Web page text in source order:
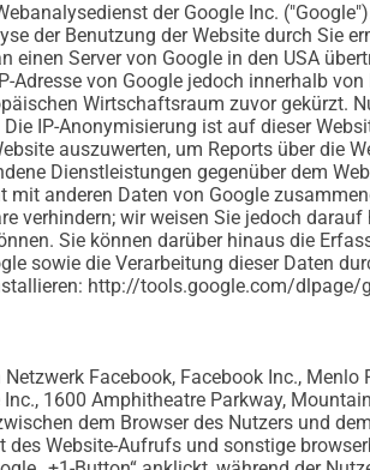
der Google Inc.
der Benutzung der Website durch Sie
einen Server von Google in den USA
Adresse von Google jedoch innerhalb
Wirtschaftsraum zuvor gekürzt.
IP-Anonymisierung ist auf dieser
auszuwerten, um Reports über die
Dienstleistungen gegenüber dem
mit anderen Daten von Google
verhindern; wir weisen Sie jedoch
Sie können darüber hinaus die
sowie die Verarbeitung dieser Daten
http://tools.google.com/dlpage/
Facebook, Facebook Inc.,
1600 Amphitheatre Parkway,
dem Browser des Nutzers und
Website-Aufrufs und sonstige